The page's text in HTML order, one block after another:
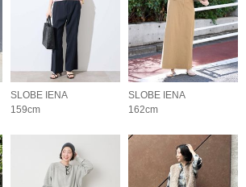
SLOBE IENA
159cm
SLOBE IENA
162cm